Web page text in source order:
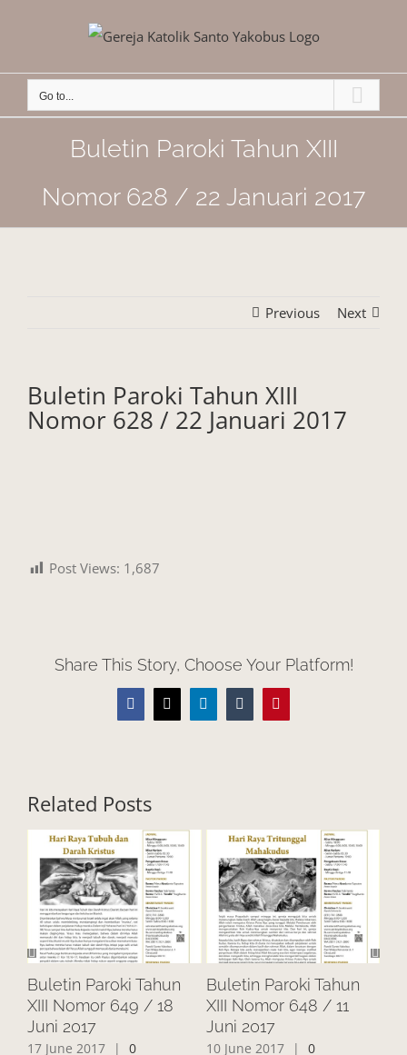
Go to...
Buletin Paroki Tahun XIII
Nomor 628 / 22 Januari 2017
Previous Next
Buletin Paroki Tahun XIII
Nomor 628 / 22 Januari 2017
Post Views: 1,687
Share This Story, Choose Your Platform!
Facebook
X LinkedInTumblrPinterest
Related Posts
Buletin Paroki Tahun
XIII Nomor 649 / 18
Juni 2017
17 June 2017 |
0
Buletin Paroki Tahun
XIII Nomor 648 / 11
Juni 2017
10 June 2017 |
0